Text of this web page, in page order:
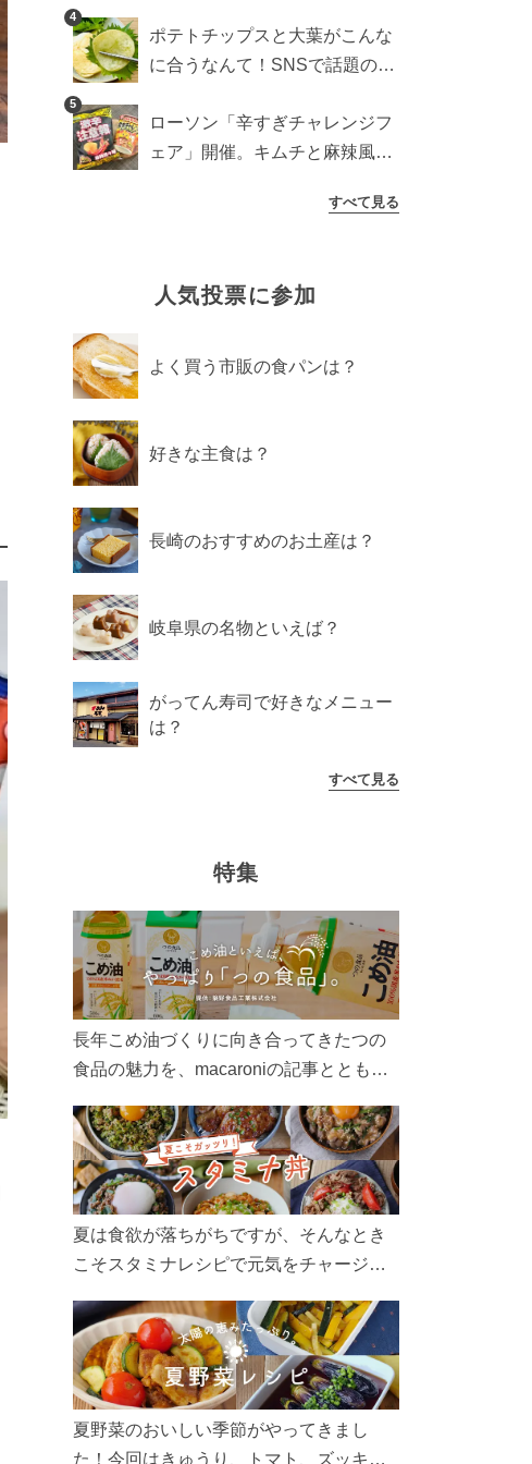
4
ポテトチップスと大葉がこんな
に合うなんて！SNSで話題の食
5
ローソン「辛すぎチャレンジフ
ェア」開催。キムチと麻辣風の
すべて見る
人気投票に参加
よく買う市販の食パンは？
好きな主食は？
長崎のおすすめのお土産は？
岐阜県の名物といえば？
がってん寿司で好きなメニュー
は？
すべて見る
特集
長年こめ油づくりに向き合ってきたつの
食品の魅力を、macaroniの記事とともに
ん、製造現場や品質へのこだわりまで。
こめ油をもっと好きになるコンテンツを
ぜひお楽しみください。
夏は食欲が落ちがちですが、そんなとき
こそスタミナレシピで元気をチャージ！
リ食べて、夏バテを吹き飛ばしましょ
う！
夏野菜のおいしい季節がやってきまし
た！今回はきゅうり、トマト、ズッキー